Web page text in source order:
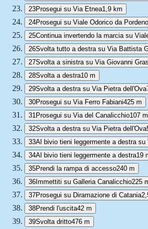
23Prosegui su Via Etnea1,9 km
24Prosegui su Viale Odorico da
25Continua invertendo la marcia su
26Svolta tutto a destra su Via Battista
27Svolta a sinistra su Via Giovanni
28Svolta a destra10 m
29Svolta a destra su Via Pietra dell'Ova
30Prosegui su Via Ferro Fabiani425 m
31 Prosegui su Via del Canalicchio107 m
32Svolta a destra su Via Pietra dell'Ova
33Al bivio tieni leggermente a destra su
34Al bivio tieni leggermente a destra19
35Prendi la rampa di accesso240 m
36Immettiti su Galleria Canalicchio225
37Prosegui su Diramazione di Catania
38Prendi l'uscita42 m
39Svolta dritto476 m